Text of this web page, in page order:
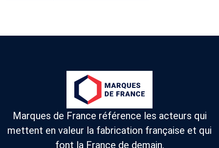
Marques de France référence les acteurs qui
mettent en valeur la fabrication française et qui
font la France de demain.